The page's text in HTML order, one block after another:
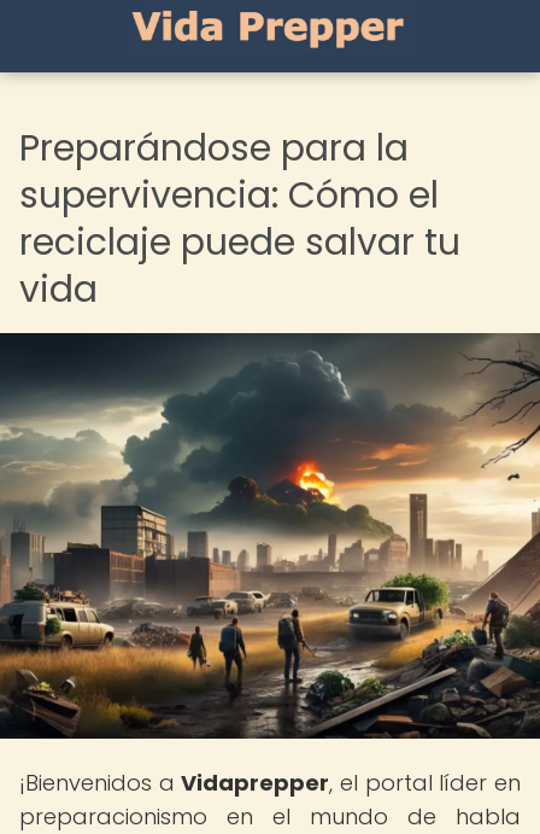
Preparándose para la
supervivencia: Cómo el
reciclaje puede salvar tu
vida
¡Bienvenidos aVidaprepper, el portal líder en
preparacionismo en el mundo de habla